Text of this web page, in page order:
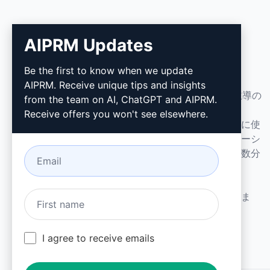
AIPRM
AIPRMはプロンプト管理ツールで、コミュニティ主導の
プロンプトライブラリです。ChatGPT、Claude、
Gemini、Midjourney、GPT Imageなど向けのすぐに使
えるプロンプトで、マーケティング、営業、オペレーシ
ョン、生産性向上、カスタマーサポートのタスクを数分
で完了できます。
中小企業のために設計。大企業からも信頼されていま
す。
AIPRM Updates
Be the first to know when we update
AIPRM. Receive unique tips and insights
from the team on AI, ChatGPT and AIPRM.
Receive offers you won't see elsewhere.
I agree to receive emails